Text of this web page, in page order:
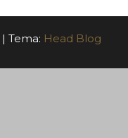
| Tema: Head Blog